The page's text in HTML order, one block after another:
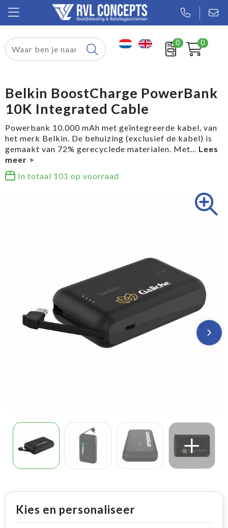
0 0
Relatiegeschenken
Tassen
Sport
Werkkleding
Belkin BoostCharge PowerBank
10K Integrated Cable
Powerbank 10.000 mAh met geïntegreerde kabel, van
het merk Belkin. De behuizing (exclusief de kabel) is
gemaakt van 72% gerecyclede materialen. Met...
In totaal 101 op voorraad
Kies en personaliseer